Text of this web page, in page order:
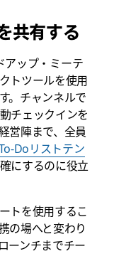
共有する
アップ・ミーテ
トツールを使用
。チャンネルで
チェックインを
営陣まで、全員
Doリストテン
にするのに役立
トを使用するこ
の場へと変わり
ーンチまでチー